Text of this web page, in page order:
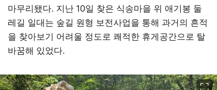
마무리됐다. 지난 10일 찾은 식송마을 위 애기봉 둘
레길 일대는 숲길 원형 보전사업을 통해 과거의 흔적
을 찾아보기 어려울 정도로 쾌적한 휴게공간으로 탈
바꿈해 있었다.